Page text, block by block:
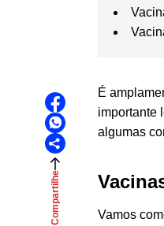
Compartilhe
É
importante
algumas
Vamos